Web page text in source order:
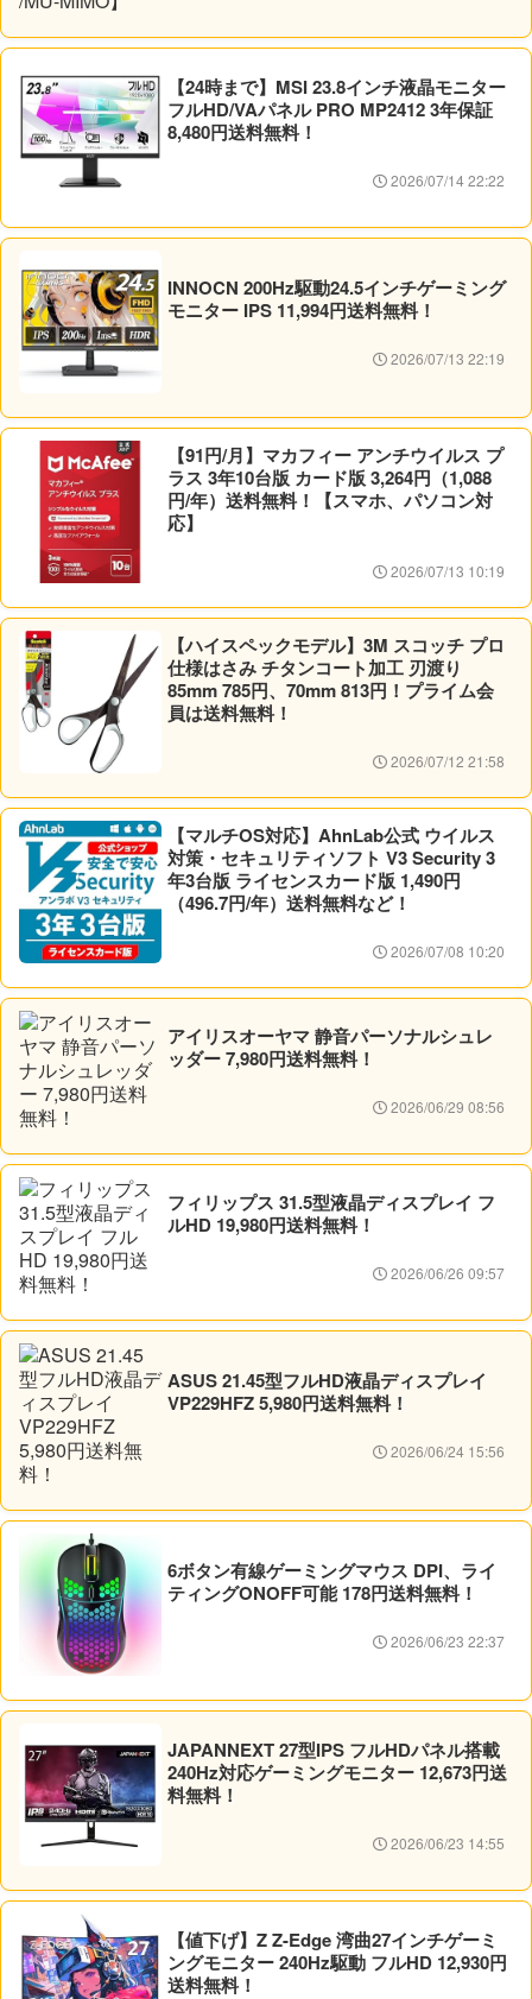
【24時まで】MSI 23.8インチ液晶モニター
フルHD/VAパネル PRO MP2412 3年保証
8,480円送料無料！
2026/07/14 22:22
INNOCN 200Hz駆動24.5インチゲーミング
モニター IPS 11,994円送料無料！
2026/07/13 22:19
【91円/月】マカフィー アンチウイルス プ
ラス 3年10台版 カード版 3,264円（1,088
円/年）送料無料！【スマホ、パソコン対
応】
2026/07/13 10:19
【ハイスペックモデル】3M スコッチ プロ
仕様はさみ チタンコート加工 刃渡り
85mm 785円、70mm 813円！プライム会
員は送料無料！
2026/07/12 21:58
【マルチOS対応】AhnLab公式 ウイルス
対策・セキュリティソフト V3 Security 3
年3台版 ライセンスカード版 1,490円
（496.7円/年）送料無料など！
2026/07/08 10:20
アイリスオーヤマ 静音パーソナルシュレ
ッダー 7,980円送料無料！
2026/06/29 08:56
フィリップス 31.5型液晶ディスプレイ フ
ルHD 19,980円送料無料！
2026/06/26 09:57
ASUS 21.45型フルHD液晶ディスプレイ
VP229HFZ 5,980円送料無料！
2026/06/24 15:56
6ボタン有線ゲーミングマウス DPI、ライ
ティングONOFF可能 178円送料無料！
2026/06/23 22:37
JAPANNEXT 27型IPS フルHDパネル搭載
240Hz対応ゲーミングモニター 12,673円送
料無料！
2026/06/23 14:55
【値下げ】Z Z-Edge 湾曲27インチゲーミ
ングモニター 240Hz駆動 フルHD 12,930円
送料無料！